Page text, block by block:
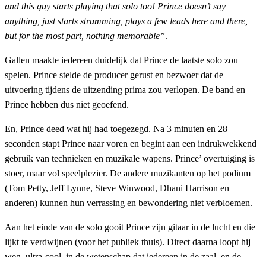
and this guy starts playing that solo too! Prince doesn’t say
anything, just starts strumming, plays a few leads here and there,
but for the most part, nothing memorable”.
Gallen maakte iedereen duidelijk dat Prince de laatste solo zou
spelen. Prince stelde de producer gerust en bezwoer dat de
uitvoering tijdens de uitzending prima zou verlopen. De band en
Prince hebben dus niet geoefend.
En, Prince deed wat hij had toegezegd. Na 3 minuten en 28
seconden stapt Prince naar voren en begint aan een indrukwekkend
gebruik van technieken en muzikale wapens. Prince’ overtuiging is
stoer, maar vol speelplezier. De andere muzikanten op het podium
(Tom Petty, Jeff Lynne, Steve Winwood, Dhani Harrison en
anderen) kunnen hun verrassing en bewondering niet verbloemen.
Aan het einde van de solo gooit Prince zijn gitaar in de lucht en die
lijkt te verdwijnen (voor het publiek thuis). Direct daarna loopt hij